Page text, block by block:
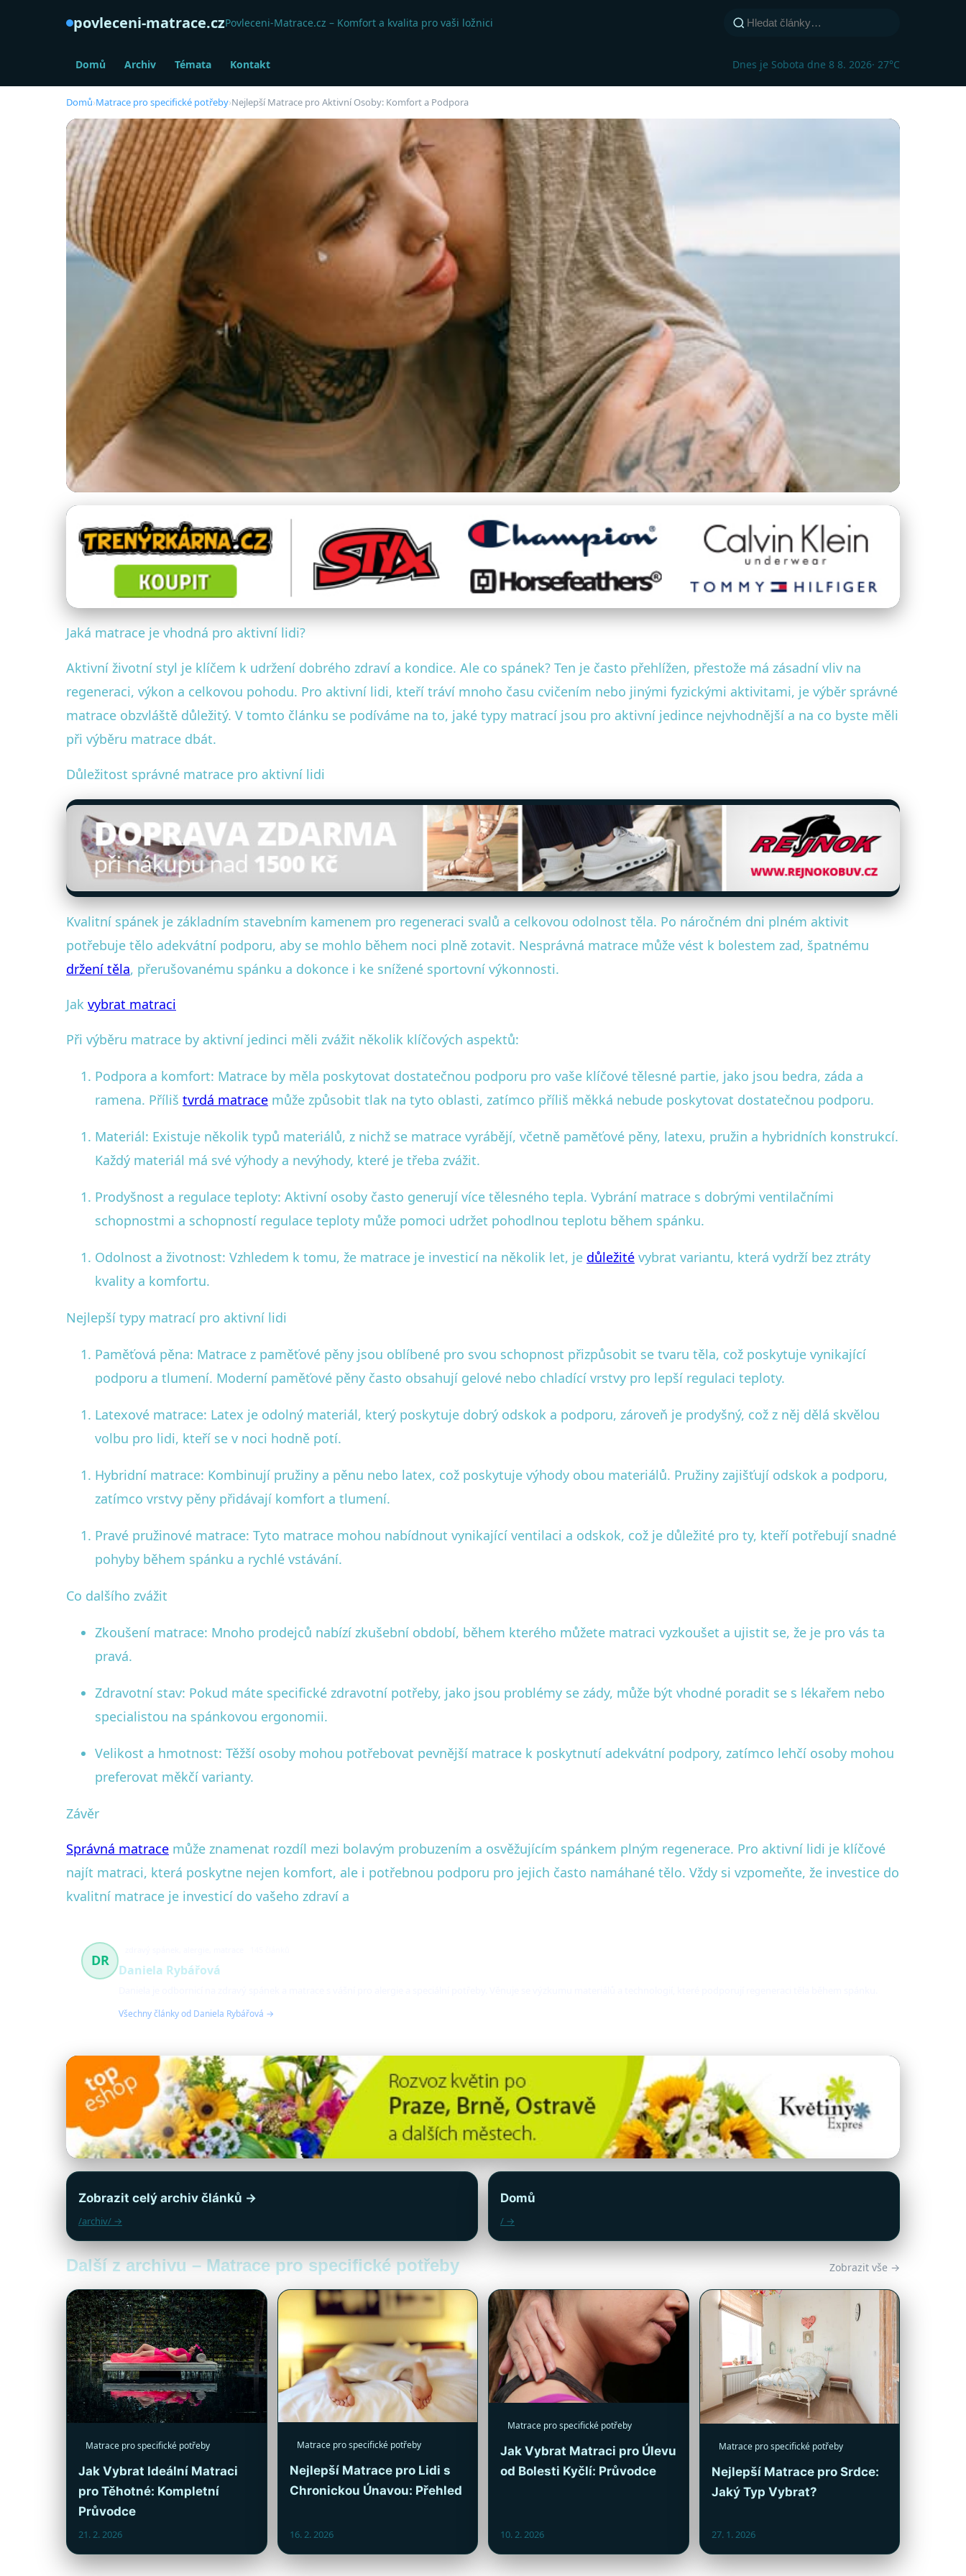
povleceni-matrace.czPovleceni-Matrace.cz – Komfort a kvalita pro vaši ložnici
Domů Archiv Témata Kontakt Dnes je Sobota dne 8 8. 2026· 27°C
Domů›Matrace pro specifické potřeby›Nejlepší Matrace pro Aktivní Osoby: Komfort a Podpora
Nejlepší Matrace pro Aktivní Osoby: Komfort a Podpora
25. 1. 2026· 4 min čtení · Autor: Daniela Rybářová
Jaká matrace je vhodná pro aktivní lidi?
Aktivní životní styl je klíčem k udržení dobrého zdraví a kondice. Ale co spánek? Ten je často přehlížen, přestože má zásadní vliv na
regeneraci, výkon a celkovou pohodu. Pro aktivní lidi, kteří tráví mnoho času cvičením nebo jinými fyzickými aktivitami, je výběr správné
matrace obzvláště důležitý. V tomto článku se podíváme na to, jaké typy matrací jsou pro aktivní jedince nejvhodnější a na co byste měli
při výběru matrace dbát.
Důležitost správné matrace pro aktivní lidi
Kvalitní spánek je základním stavebním kamenem pro regeneraci svalů a celkovou odolnost těla. Po náročném dni plném aktivit
potřebuje tělo adekvátní podporu, aby se mohlo během noci plně zotavit. Nesprávná matrace může vést k bolestem zad, špatnému
držení těla, přerušovanému spánku a dokonce i ke snížené sportovní výkonnosti.
Jak vybrat matraci
Při výběru matrace by aktivní jedinci měli zvážit několik klíčových aspektů:
Podpora a komfort: Matrace by měla poskytovat dostatečnou podporu pro vaše klíčové tělesné partie, jako jsou bedra, záda a
ramena. Příliš tvrdá matrace může způsobit tlak na tyto oblasti, zatímco příliš měkká nebude poskytovat dostatečnou podporu.
Materiál: Existuje několik typů materiálů, z nichž se matrace vyrábějí, včetně paměťové pěny, latexu, pružin a hybridních konstrukcí.
Každý materiál má své výhody a nevýhody, které je třeba zvážit.
Prodyšnost a regulace teploty: Aktivní osoby často generují více tělesného tepla. Vybrání matrace s dobrými ventilačními
schopnostmi a schopností regulace teploty může pomoci udržet pohodlnou teplotu během spánku.
Odolnost a životnost: Vzhledem k tomu, že matrace je investicí na několik let, je důležité vybrat variantu, která vydrží bez ztráty
kvality a komfortu.
Nejlepší typy matrací pro aktivní lidi
Paměťová pěna: Matrace z paměťové pěny jsou oblíbené pro svou schopnost přizpůsobit se tvaru těla, což poskytuje vynikající
podporu a tlumení. Moderní paměťové pěny často obsahují gelové nebo chladící vrstvy pro lepší regulaci teploty.
Latexové matrace: Latex je odolný materiál, který poskytuje dobrý odskok a podporu, zároveň je prodyšný, což z něj dělá skvělou
volbu pro lidi, kteří se v noci hodně potí.
Hybridní matrace: Kombinují pružiny a pěnu nebo latex, což poskytuje výhody obou materiálů. Pružiny zajišťují odskok a podporu,
zatímco vrstvy pěny přidávají komfort a tlumení.
Pravé pružinové matrace: Tyto matrace mohou nabídnout vynikající ventilaci a odskok, což je důležité pro ty, kteří potřebují snadné
pohyby během spánku a rychlé vstávání.
Co dalšího zvážit
Zkoušení matrace: Mnoho prodejců nabízí zkušební období, během kterého můžete matraci vyzkoušet a ujistit se, že je pro vás ta
pravá.
Zdravotní stav: Pokud máte specifické zdravotní potřeby, jako jsou problémy se zády, může být vhodné poradit se s lékařem nebo
specialistou na spánkovou ergonomii.
Velikost a hmotnost: Těžší osoby mohou potřebovat pevnější matrace k poskytnutí adekvátní podpory, zatímco lehčí osoby mohou
preferovat měkčí varianty.
Závěr
Správná matrace může znamenat rozdíl mezi bolavým probuzením a osvěžujícím spánkem plným regenerace. Pro aktivní lidi je klíčové
najít matraci, která poskytne nejen komfort, ale i potřebnou podporu pro jejich často namáhané tělo. Vždy si vzpomeňte, že investice do
kvalitní matrace je investicí do vašeho zdraví a
DR
Daniela Rybářová
Všechny články od Daniela Rybářová →
Zobrazit celý archiv článků →
/archiv/ →
Domů
/ →
Další z archivu – Matrace pro specifické potřeby Zobrazit vše →
Matrace pro specifické potřeby
Jak Vybrat Ideální Matraci
pro Těhotné: Kompletní
Průvodce
21. 2. 2026
Matrace pro specifické potřeby
Nejlepší Matrace pro Lidi s
Chronickou Únavou: Přehled
16. 2. 2026
Matrace pro specifické potřeby
Jak Vybrat Matraci pro Úlevu
od Bolesti Kyčlí: Průvodce
10. 2. 2026
Matrace pro specifické potřeby
Nejlepší Matrace pro Srdce:
Jaký Typ Vybrat?
27. 1. 2026